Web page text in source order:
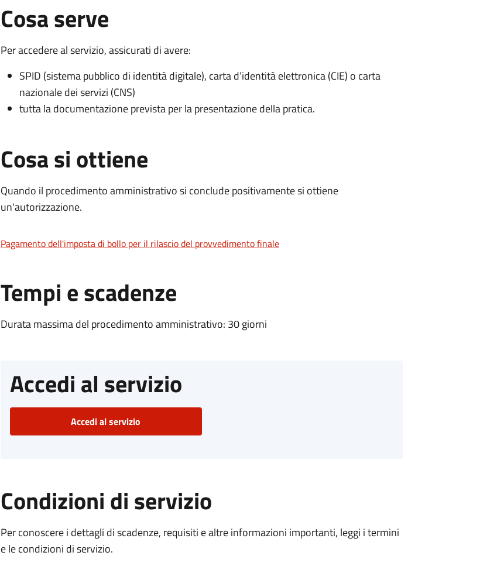
Cosa serve
Per accedere al servizio, assicurati di avere:
SPID (sistema pubblico di identità digitale), carta d’identità elettronica (CIE) o carta
nazionale dei servizi (CNS)
tutta la documentazione prevista per la presentazione della pratica.
Cosa si ottiene
Quando il procedimento amministrativo si conclude positivamente si ottiene
un'autorizzazione.
Pagamento dell'imposta di bollo per il rilascio del provvedimento finale
Tempi e scadenze
Durata massima del procedimento amministrativo: 30 giorni
Accedi al servizio
Accedi al servizio
Condizioni di servizio
Per conoscere i dettagli di scadenze, requisiti e altre informazioni importanti, leggi i termini
e le condizioni di servizio.